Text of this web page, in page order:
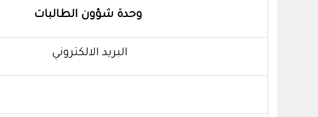
وحدة شؤون الطالبات
البريد الالكتروني